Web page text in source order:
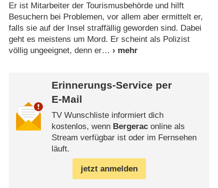
Er ist Mitarbeiter der Tourismusbehörde und hilft
Besuchern bei Problemen, vor allem aber ermittelt er,
falls sie auf der Insel straffällig geworden sind. Dabei
geht es meistens um Mord. Er scheint als Polizist
völlig ungeeignet, denn er
Erinnerungs-Service per
E-Mail
TV Wunschliste informiert dich
kostenlos, wenn Bergeraconline als
Stream verfügbar ist oder im Fernsehen
läuft.
jetzt anmelden